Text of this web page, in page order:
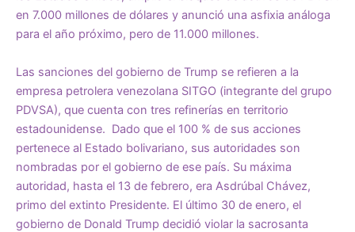
en 7.000 millones de dólares y anunció una asfixia análoga
para el año próximo, pero de 11.000 millones.
Las sanciones del gobierno de Trump se refieren a la
empresa petrolera venezolana SITGO (integrante del grupo
PDVSA), que cuenta con tres refinerías en territorio
estadounidense. Dado que el 100 % de sus acciones
pertenece al Estado bolivariano, sus autoridades son
nombradas por el gobierno de ese país. Su máxima
autoridad, hasta el 13 de febrero, era Asdrúbal Chávez,
primo del extinto Presidente. El último 30 de enero, el
gobierno de Donald Trump decidió violar la sacrosanta